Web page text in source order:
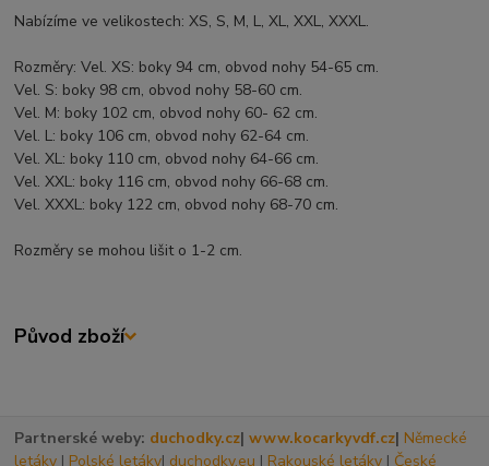
Nabízíme ve velikostech: XS, S, M, L, XL, XXL, XXXL.
Rozměry: Vel. XS: boky 94 cm, obvod nohy 54-65 cm.
Vel. S: boky 98 cm, obvod nohy 58-60 cm.
Vel. M: boky 102 cm, obvod nohy 60- 62 cm.
Vel. L: boky 106 cm, obvod nohy 62-64 cm.
Vel. XL: boky 110 cm, obvod nohy 64-66 cm.
Vel. XXL: boky 116 cm, obvod nohy 66-68 cm.
Vel. XXXL: boky 122 cm, obvod nohy 68-70 cm.
Rozměry se mohou lišit o 1-2 cm.
Původ zboží
Partnerské weby: duchodky.cz|www.kocarkyvdf.cz| Německé
letáky | Polské letáky| duchodky.eu | Rakouské letáky | České